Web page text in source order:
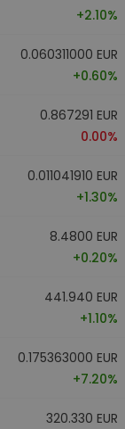
+2.10%
0.060311000 EUR
+0.60%
0.867291 EUR
0.00%
0.011041910 EUR
+1.30%
8.4800 EUR
+0.20%
441.940 EUR
+1.10%
0.175363000 EUR
+7.20%
320.330 EUR